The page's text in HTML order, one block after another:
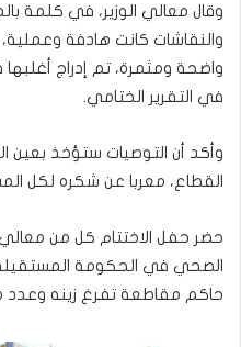
وقال معالي الوزير، في كلمة
والنقاشات كانت هادفة
واضحة ومثمرة، تم إدراج
في التقرير الختامي.
وأكد أن التوصيات ستؤخذ بعين
القطاع، معربا عن شكره لكل
حضر حفل الاختتام كل من معالي
الصحي في الحكومة
حاكم مقاطعة تفرغ زينه وعدد من